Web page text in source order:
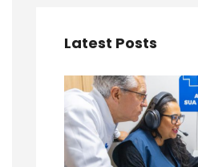
Latest Posts